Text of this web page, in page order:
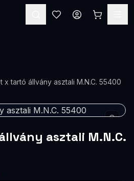
x tartó állvány asztali M.N.C. 55400
asztali M.N.C.